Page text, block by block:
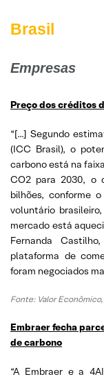
Brasil
Empresas
Preço dos créditos
“[…] Segundo
(ICC Brasil), o
carbono está na
CO2 para 2030, o
bilhões, conforme
voluntário
mercado está
Fernanda
plataforma de
foram negociados
Fonte: Valor
Embraer fecha
de carbono
“A Embraer e a